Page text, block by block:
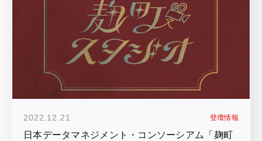
2022.12.21 登壇情報
日本データマネジメント・コンソーシアム「麹町